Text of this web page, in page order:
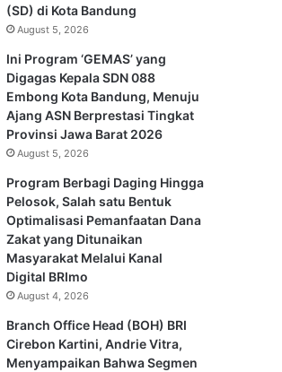
(SD) di Kota Bandung
August 5, 2026
Ini Program ‘GEMAS’ yang
Digagas Kepala SDN 088
Embong Kota Bandung, Menuju
Ajang ASN Berprestasi Tingkat
Provinsi Jawa Barat 2026
August 5, 2026
Program Berbagi Daging Hingga
Pelosok, Salah satu Bentuk
Optimalisasi Pemanfaatan Dana
Zakat yang Ditunaikan
Masyarakat Melalui Kanal
Digital BRImo
August 4, 2026
Branch Office Head (BOH) BRI
Cirebon Kartini, Andrie Vitra,
Menyampaikan Bahwa Segmen